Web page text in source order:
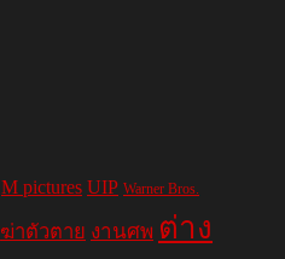
M pictures UIP Warner Bros.
ฆ่าตัวตาย งานศพ ต่าง